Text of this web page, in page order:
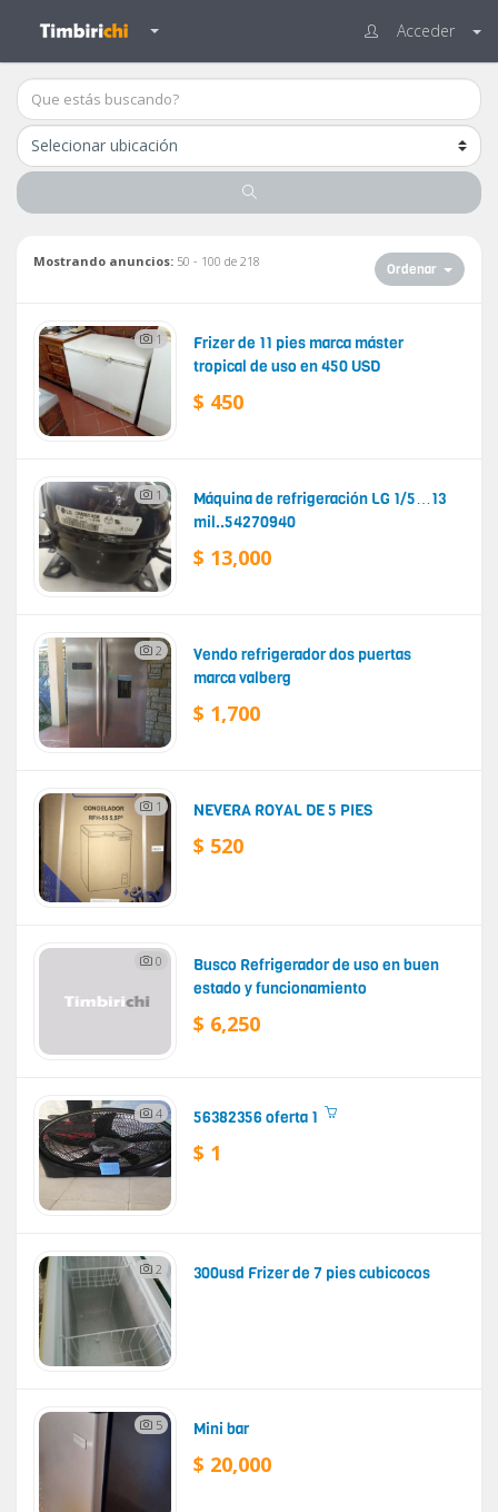
Acceder
Mostrando anuncios: 50 - 100 de 218 Ordenar
1
Frizer de 11 pies marca máster
tropical de uso en 450 USD
$ 450
1
Máquina de refrigeración LG 1/5…13
mil..54270940
$ 13,000
2
Vendo refrigerador dos puertas
marca valberg
$ 1,700
1 NEVERA ROYAL DE 5 PIES
$ 520
0
Busco Refrigerador de uso en buen
estado y funcionamiento
$ 6,250
4 56382356 oferta 1
$ 1
2 300usd Frizer de 7 pies cubicocos
5 Mini bar
$ 20,000